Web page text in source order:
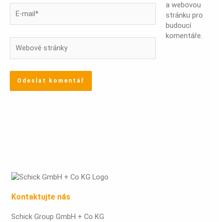
mail*
stránky
a webovou
stránku pro
budoucí
komentáře.
Kontaktujte nás
Schick Group GmbH + Co KG